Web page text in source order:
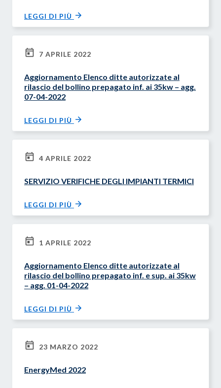
LEGGI DI PIÙ
7 APRILE 2022
Aggiornamento Elenco ditte autorizzate al
rilascio del bollino prepagato inf. ai 35kw – agg.
07-04-2022
LEGGI DI PIÙ
4 APRILE 2022
SERVIZIO VERIFICHE DEGLI IMPIANTI TERMICI
LEGGI DI PIÙ
1 APRILE 2022
Aggiornamento Elenco ditte autorizzate al
rilascio del bollino prepagato inf. e sup. ai 35kw
– agg. 01-04-2022
LEGGI DI PIÙ
23 MARZO 2022
EnergyMed 2022